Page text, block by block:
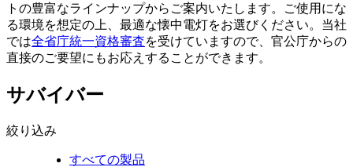
トの豊富なラインナップからご案内いたします。ご使用にな
る環境を想定の上、最適な懐中電灯をお選びください。当社
では全省庁統一資格審査を受けていますので、官公庁からの
直接のご要望にもお応えすることができます。
サバイバー
絞り込み
すべての製品